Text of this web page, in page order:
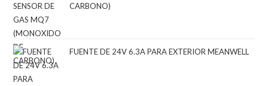
CARBONO)
FUENTE DE 24V 6.3A PARA EXTERIOR MEANWELL